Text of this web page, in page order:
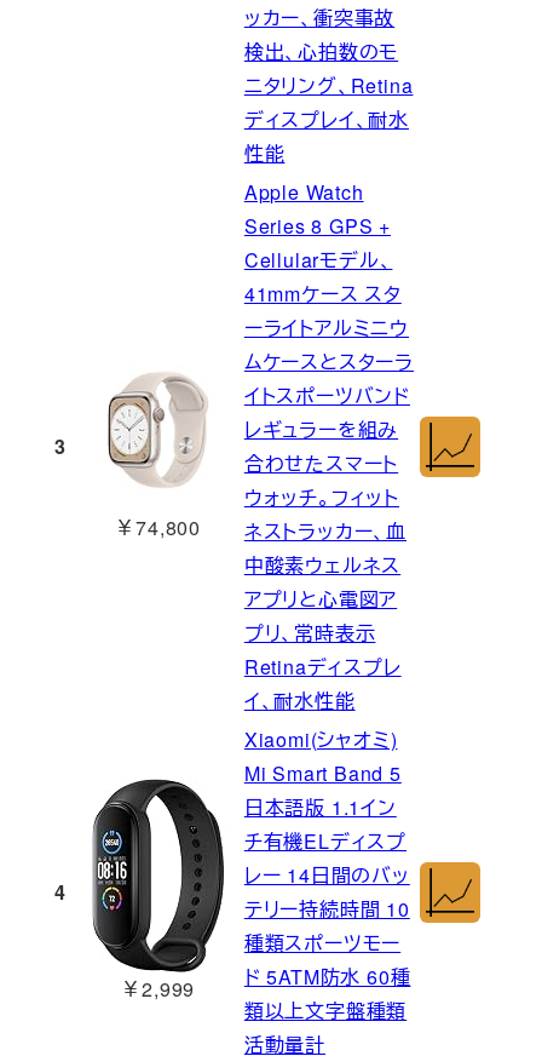
ッカー、衝突事故
検出、心拍数のモ
ニタリング、Retina
ディスプレイ、耐水
性能
3
￥74,800
Apple Watch
Series 8 GPS +
Cellularモデル、
41mmケース スタ
ーライトアルミニウ
ムケースとスターラ
イトスポーツバンド
レギュラーを組み
合わせたスマート
ウォッチ。フィット
ネストラッカー、血
中酸素ウェルネス
アプリと心電図ア
プリ、常時表示
Retinaディスプレ
イ、耐水性能
4
￥2,999
Xiaomi(シャオミ)
Mi Smart Band 5
日本語版 1.1イン
チ有機ELディスプ
レー 14日間のバッ
テリー持続時間 10
種類スポーツモー
ド 5ATM防水 60種
類以上文字盤種類
活動量計